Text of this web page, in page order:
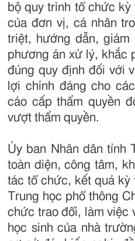
bộ quy trình tổ chức
của đơn vị, cá nhân
triệt, hướng dẫn,
phương án xử lý, khắc
đúng quy định đối với
lợi chính đáng cho
cáo cấp thẩm quyền
vượt thẩm quyền.
Ủy ban Nhân dân tỉnh
toàn diện, công tâm,
tác tổ chức, kết quả
Trung học phổ thông
chức trao đổi, làm việc
học sinh của nhà